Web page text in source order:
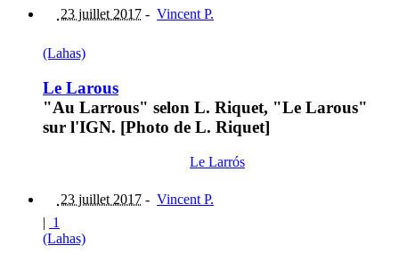
23 juillet 2017 - Vincent P.
(Lahas)
Le Larous
"Au Larrous" selon L. Riquet, "Le Larous"
sur l'IGN. [Photo de L. Riquet]
Le Larrós
23 juillet 2017 - Vincent P.
| 1
(Lahas)